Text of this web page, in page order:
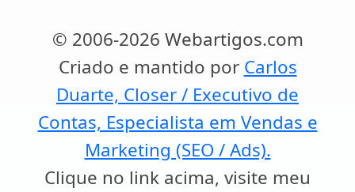
© 2006-2026 Webartigos.com
Criado e mantido por Carlos
Duarte, Closer / Executivo de
Contas, Especialista em Vendas e
Marketing (SEO / Ads).
Clique no link acima, visite meu